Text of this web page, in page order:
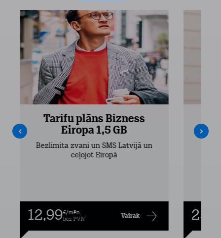
Tarifu plāns Bizness
Eiropa 1,5 GB
Bezlimita zvani un SMS Latvijā un
ceļojot Eiropā
12,99€/mēn.
bez PVN
Vairāk